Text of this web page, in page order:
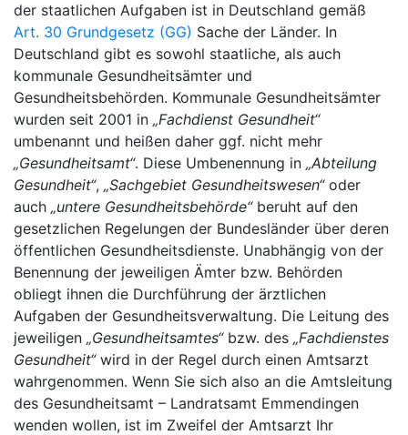
der staatlichen Aufgaben ist in Deutschland gemäß
Art. 30 Grundgesetz (GG) Sache der Länder. In
Deutschland gibt es sowohl staatliche, als auch
kommunale Gesundheitsämter und
Gesundheitsbehörden. Kommunale Gesundheitsämter
wurden seit 2001 in „Fachdienst Gesundheit“
umbenannt und heißen daher ggf. nicht mehr
„Gesundheitsamt“. Diese Umbenennung in „Abteilung
Gesundheit“, „Sachgebiet Gesundheitswesen“oder
auch „untere Gesundheitsbehörde“beruht auf den
gesetzlichen Regelungen der Bundesländer über deren
öffentlichen Gesundheitsdienste. Unabhängig von der
Benennung der jeweiligen Ämter bzw. Behörden
obliegt ihnen die Durchführung der ärztlichen
Aufgaben der Gesundheitsverwaltung. Die Leitung des
jeweiligen „Gesundheitsamtes“bzw. des „Fachdienstes
Gesundheit“wird in der Regel durch einen Amtsarzt
wahrgenommen. Wenn Sie sich also an die Amtsleitung
des Gesundheitsamt – Landratsamt Emmendingen
wenden wollen, ist im Zweifel der Amtsarzt Ihr